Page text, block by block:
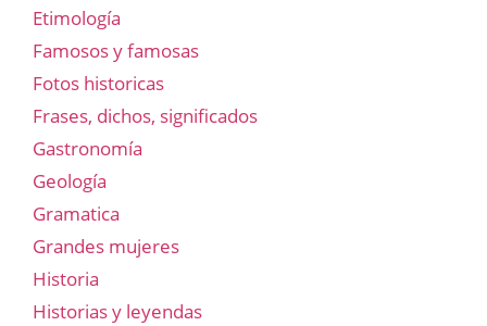
Etimología
Famosos y famosas
Fotos historicas
Frases, dichos, significados
Gastronomía
Geología
Gramatica
Grandes mujeres
Historia
Historias y leyendas